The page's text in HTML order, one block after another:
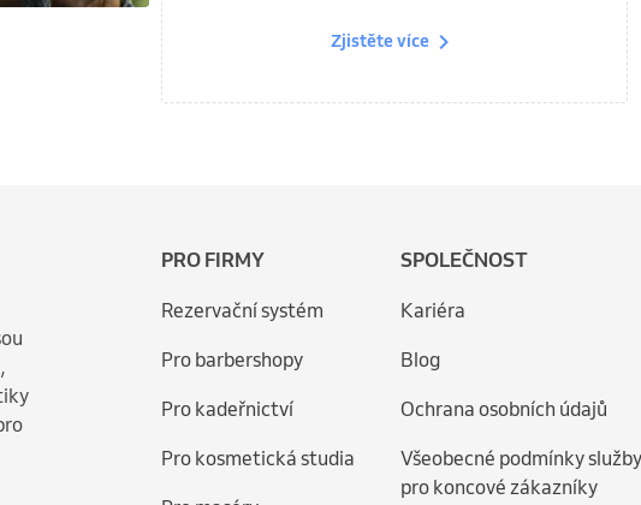
Zjistěte více
PRO FIRMY
Rezervační systém
Pro barbershopy
Pro kadeřnictví
Pro kosmetická studia
SPOLEČNOST
Kariéra
Blog
Ochrana osobních údajů
Všeobecné podmínky
pro koncové zákazníky